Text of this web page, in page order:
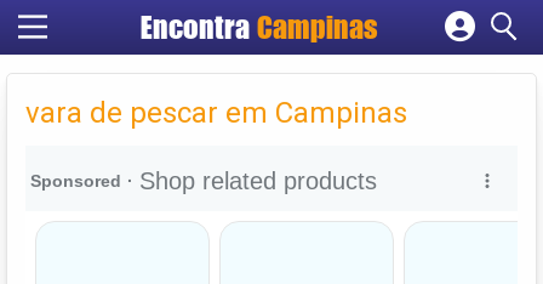
Encontra Campinas
Cadastrar empresa
Criar conta
vara de pescar em Campinas